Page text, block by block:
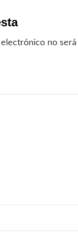
no será